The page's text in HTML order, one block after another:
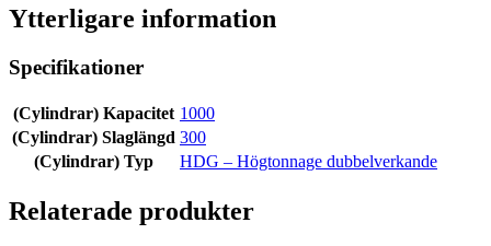
Ytterligare information
Specifikationer
(Cylindrar) Kapacitet 1000
(Cylindrar) Slaglängd 300
(Cylindrar) Typ
HDG – Högtonnage dubbelverkande
Relaterade produkter